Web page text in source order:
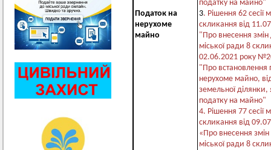
Податок на
нерухоме
майно
податку на майно"
3. Рішення 62 сесії
скликання від
"Про внесення
міської ради 8
02.06.2021 року
"Про встановлення
нерухоме майно,
земельної ділянки,
податку на майно"
4. Рішення 77 сесії
скликання від
«Про внесення змін
міської ради 8